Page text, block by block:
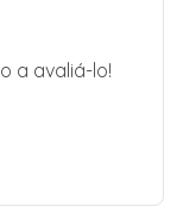
a avaliá-lo!